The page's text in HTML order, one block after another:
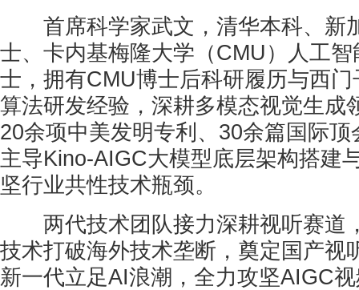
首席科学家武文，清华本科、新
士、卡内基梅隆大学（CMU）人工
士，拥有CMU博士后科研履历与西
算法研发经验，深耕多模态视觉生成
20余项中美发明专利、30余篇国际
主导Kino-AIGC大模型底层架构搭建
坚行业共性技术瓶颈。
两代技术团队接力深耕视听赛道
技术打破海外技术垄断，奠定国产视
新一代立足AI浪潮，全力攻坚AIGC